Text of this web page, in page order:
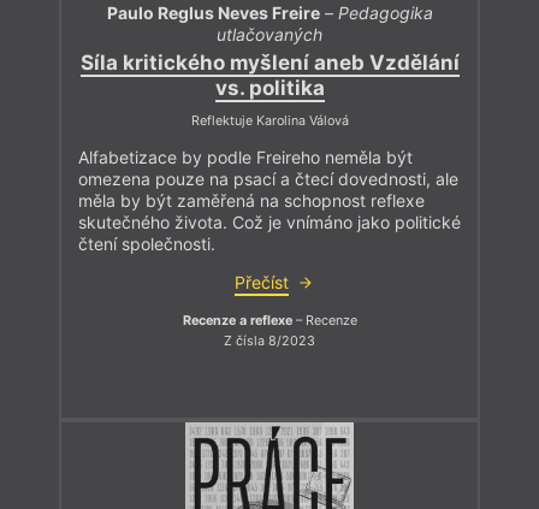
Paulo Reglus Neves Freire– Pedagogika
utlačovaných
Síla kritického myšlení aneb Vzdělání
vs. politika
Reflektuje Karolina Válová
Alfabetizace by podle Freireho neměla být
omezena pouze na psací a čtecí dovednosti, ale
měla by být zaměřená na schopnost reflexe
skutečného života. Což je vnímáno jako politické
čtení společnosti.
Přečíst
Recenze a reflexe– Recenze
Z čísla 8/2023